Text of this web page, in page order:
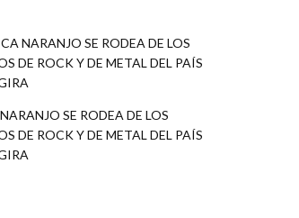
NARANJO SE RODEA DE LOS
DE ROCK Y DE METAL DEL PAÍS
SE RODEA DE LOS
DE ROCK Y DE METAL DEL PAÍS